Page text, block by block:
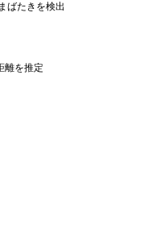
ばたきを検出
離を推定